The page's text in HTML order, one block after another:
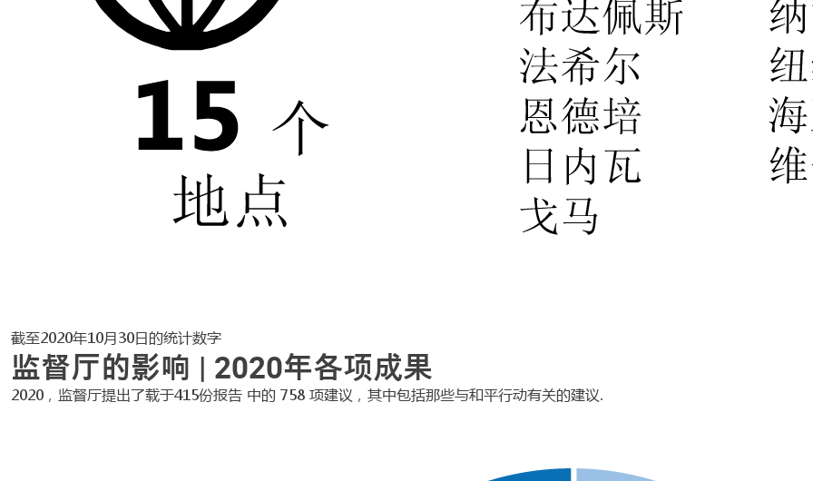
截至2020年10月30日的统计数字
监督厅的影响 | 2020年各项成果
2020，监督厅提出了载于415份报告 中的 758 项建议，其中包括那些与和平行动有关的建议.